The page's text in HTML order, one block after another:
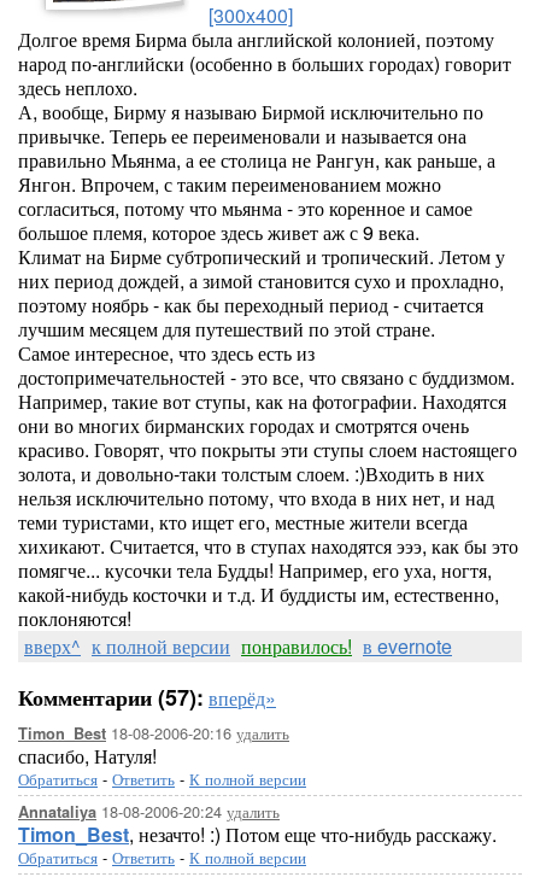
[300x400]
Долгое время Бирма была английской колонией, поэтому
народ по-английски (особенно в больших городах) говорит
здесь неплохо.
А, вообще, Бирму я называю Бирмой исключительно по
привычке. Теперь ее переименовали и называется она
правильно Мьянма, а ее столица не Рангун, как раньше, а
Янгон. Впрочем, с таким переименованием можно
согласиться, потому что мьянма - это коренное и самое
большое племя, которое здесь живет аж с 9 века.
Климат на Бирме субтропический и тропический. Летом у
них период дождей, а зимой становится сухо и прохладно,
поэтому ноябрь - как бы переходный период - считается
лучшим месяцем для путешествий по этой стране.
Самое интересное, что здесь есть из
достопримечательностей - это все, что связано с буддизмом.
Например, такие вот ступы, как на фотографии. Находятся
они во многих бирманских городах и смотрятся очень
красиво. Говорят, что покрыты эти ступы слоем настоящего
золота, и довольно-таки толстым слоем. :)Входить в них
нельзя исключительно потому, что входа в них нет, и над
теми туристами, кто ищет его, местные жители всегда
хихикают. Считается, что в ступах находятся эээ, как бы это
помягче... кусочки тела Будды! Например, его уха, ногтя,
какой-нибудь косточки и т.д. И буддисты им, естественно,
поклоняются!
вверх^ к полной версии понравилось! в evernote
Комментарии (57): вперёд»
Timon_Best 18-08-2006-20:16 удалить
спасибо, Натуля!
Обратиться - Ответить - К полной версии
Annataliya 18-08-2006-20:24 удалить
Timon_Best, незачто! :) Потом еще что-нибудь расскажу.
Обратиться - Ответить - К полной версии